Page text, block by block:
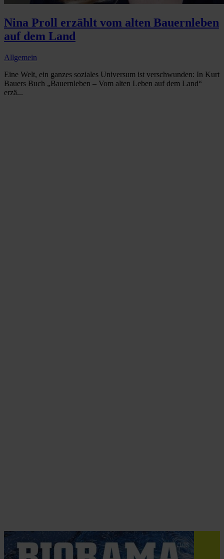
Nina Proll erzählt vom alten Bauernleben
auf dem Land
Allgemein
Eine Welt, ein ganzes soziales Universum ist verschwunden: In Kurt
Bauers Buch „Bauernleben – Vom alten Leben auf dem Land“
erzä...